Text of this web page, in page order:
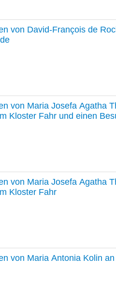
von David-François de
von Maria Josefa Agatha
Kloster Fahr und einen
von Maria Josefa Agatha
Kloster Fahr
von Maria Antonia Kolin